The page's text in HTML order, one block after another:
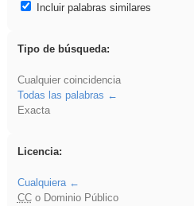
Incluir palabras similares
Tipo de búsqueda:
Cualquier coincidencia
Todas las palabras
Exacta
Licencia:
Cualquiera
CCo Dominio Público